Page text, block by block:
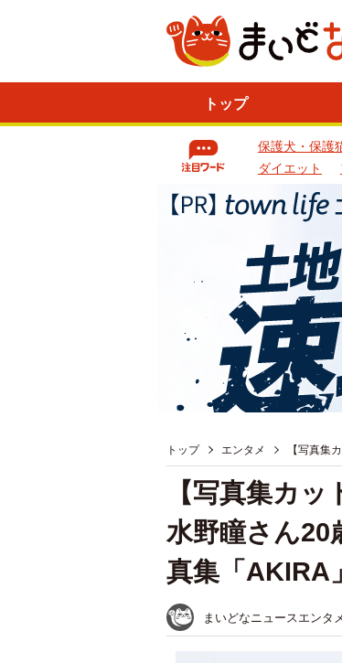
トップ
保護犬・保護
ダイエット
トップ エンタメ 【写真集
【写真集カ
水野瞳さん
真集「AKIRA」
まいどなニュースエンタ